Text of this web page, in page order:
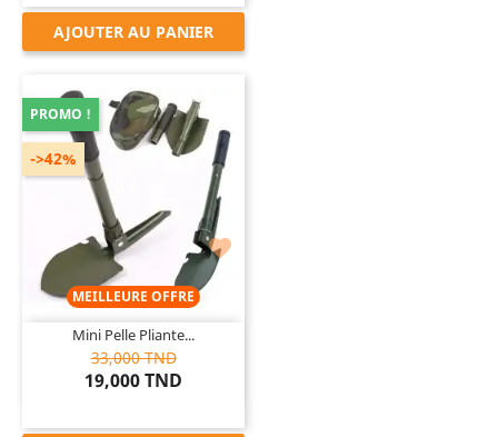
AJOUTER AU PANIER

MEILLEURE OFFRE
Mini Pelle Pliante...
33,000 TND
19,000 TND
->42%
PROMO !